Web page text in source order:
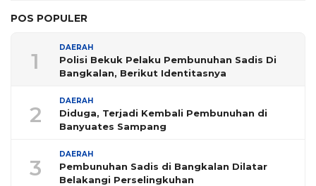
POS POPULER
1
DAERAH
Polisi Bekuk Pelaku Pembunuhan Sadis Di
Bangkalan, Berikut Identitasnya
2
DAERAH
Diduga, Terjadi Kembali Pembunuhan di
Banyuates Sampang
3
DAERAH
Pembunuhan Sadis di Bangkalan Dilatar
Belakangi Perselingkuhan